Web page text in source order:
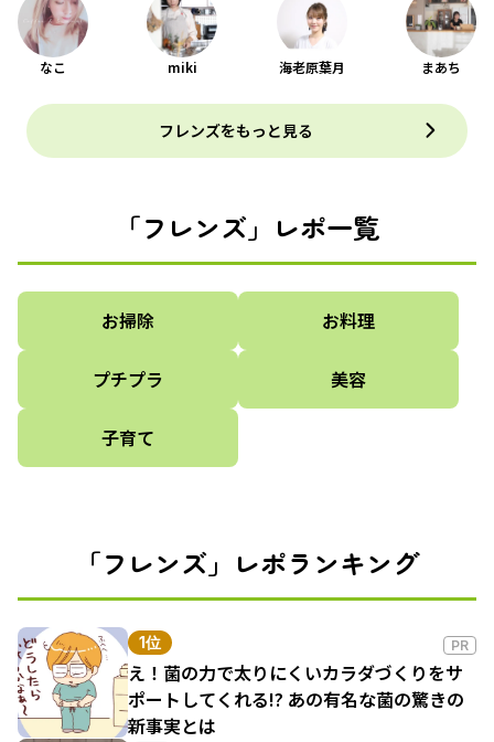
なこ miki 海老原葉月 まあち
フレンズをもっと見る
「フレンズ」レポ一覧
お掃除 お料理
プチプラ 美容
子育て
「フレンズ」レポランキング
1位 PR
え！菌の力で太りにくいカラダづくりをサ
ポートしてくれる!? あの有名な菌の驚きの
新事実とは